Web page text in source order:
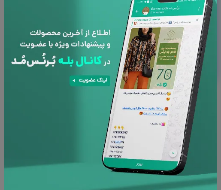
به دلیل سفارشی بودن کالا ، امکان مرجوعی
وجود ندارد
با توجه به تفاوت رنگ ها در صفحه نمایش
دستگاه های مختلف، ممکن است رنگ محصولات
در تصویر تا 10 درصد با واقعیت متفاوت باشد.
دونفره
یک و نیم نفره
محاسبه مجدد
افزودن به سبد خرید